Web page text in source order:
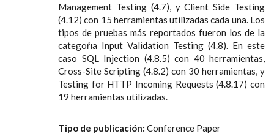
Management Testing (4.7), y Client Side Testing
(4.12) con 15 herramientas utilizadas cada una. Los
tipos de pruebas más reportados fueron los de la
categoŕıa Input Validation Testing (4.8). En este
caso SQL Injection (4.8.5) con 40 herramientas,
Cross-Site Scripting (4.8.2) con 30 herramientas, y
Testing for HTTP Incoming Requests (4.8.17) con
19 herramientas utilizadas.
Tipo de publicación: Conference Paper